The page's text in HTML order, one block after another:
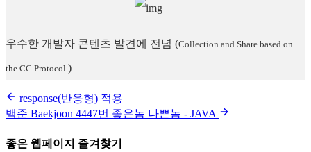
우수한 개발자 콘텐츠 발견에 전념 (Collection and Share based on
the CC Protocol.)
response(반응형) 적용
백준 Baekjoon 4447번 좋은놈 나쁜놈 - JAVA
좋은 웹페이지 즐겨찾기